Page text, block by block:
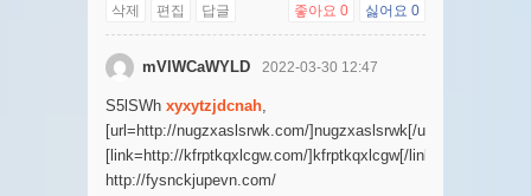
삭제 편집 답글 좋아요 0 싫어요 0
mVlWCaWYLD 2022-03-30 12:47
S5lSWh xyxytzjdcnah,
[url=http://nugzxaslsrwk.com/]nugzxaslsrwk[/url],
[link=http://kfrptkqxlcgw.com/]kfrptkqxlcgw[/link],
http://fysnckjupevn.com/